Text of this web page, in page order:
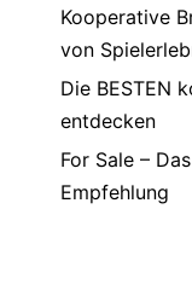
Kooperative
von
Die BESTEN
entdecken
For Sale –
Empfehlung